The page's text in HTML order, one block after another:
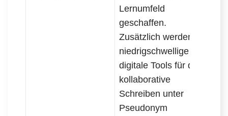
Lernumfeld
geschaffen.
Zusätzlich werden
niedrigschwellige
digitale Tools für das
kollaborative
Schreiben unter
Pseudonym